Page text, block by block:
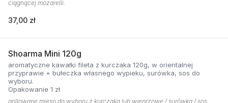
ciągnącej mozarelli.
37,00 zł
Shoarma Mini 120g
aromatyczne kawałki fileta z kurczaka 120g, w orientalnej
przyprawie + bułeczka własnego wypieku, surówka, sos do
wyboru.
Opakowanie 1 zł
grillowane mięso do wyboru z kurczaka lub wieprzowe / surówka / sos